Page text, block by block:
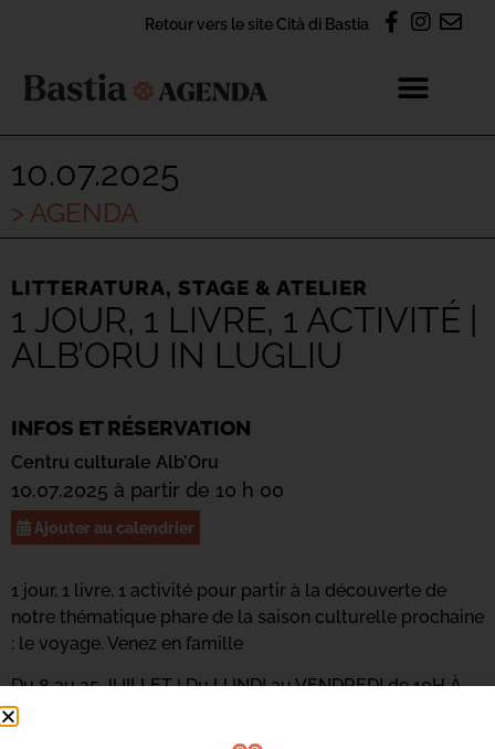
Retour vers le site Cità di Bastia
10.07.2025
> AGENDA
LITTERATURA, STAGE & ATELIER
1 JOUR, 1 LIVRE, 1 ACTIVITÉ |
ALB’ORU IN LUGLIU
INFOS ET RÉSERVATION
Centru culturale Alb’Oru
10.07.2025 à partir de 10 h 00
Ajouter au calendrier
1 jour, 1 livre, 1 activité pour partir à la découverte de
notre thématique phare de la saison culturelle prochaine
: le voyage. Venez en famille
Du 8 au 25 JUILLET | Du LUNDI au VENDREDI de 10H À
11H30